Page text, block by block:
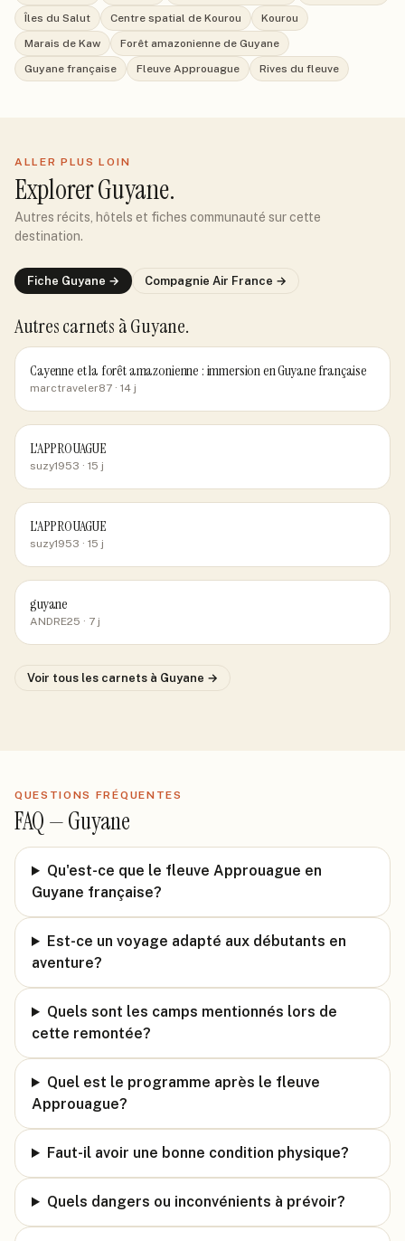
Îles du Salut
Centre spatial de Kourou
Kourou
Marais de Kaw
Forêt amazonienne de Guyane
Guyane française
Fleuve Approuague Rives du fleuve
ALLER PLUS LOIN
ExplorerGuyane.
Autres récits, hôtels et fiches communauté sur cette
destination.
Fiche Guyane → Compagnie Air France →
Autres carnets à Guyane.
Cayenne et la forêt amazonienne : immersion en Guyane française
marctraveler87 · 14 j
L'APPROUAGUE
suzy1953 · 15 j
L'APPROUAGUE
suzy1953 · 15 j
guyane
ANDRE25 · 7 j
Voir tous les carnets à Guyane →
QUESTIONS FRÉQUENTES
FAQ —Guyane
Qu'est-ce que le fleuve Approuague en
Guyane française?
Est-ce un voyage adapté aux débutants en
aventure?
Quels sont les camps mentionnés lors de
cette remontée?
Quel est le programme après le fleuve
Approuague?
Faut-il avoir une bonne condition physique?
Quels dangers ou inconvénients à prévoir?